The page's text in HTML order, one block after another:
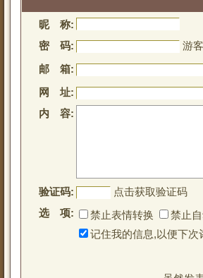
昵 称:
密 码:
游
邮 箱:
网 址:
内 容:
验证码:
点击获取验证码
选 项:
禁止表情转换 禁止
记住我的信息,以便下次